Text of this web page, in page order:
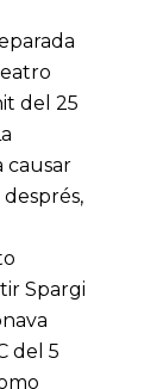
del 25
causar
Spargi
del 5